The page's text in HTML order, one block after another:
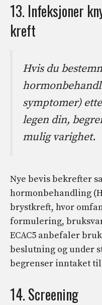
13. Infeksjoner
kreft
Hvis du
symptomer)
legen din,
mulig varighet.
Nye bevis bekrefter
hormonbehandling
brystkreft, hvor
formulering,
ECAC5 anbefaler
beslutning og under
begrenser inntaket til
14. Screening